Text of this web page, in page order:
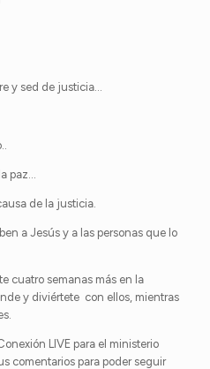
y sed de justicia…
paz…
de la justicia.
a Jesús y a las personas que lo
cuatro semanas más en la
y diviértete con ellos, mientras
LIVE para el ministerio
comentarios para poder seguir